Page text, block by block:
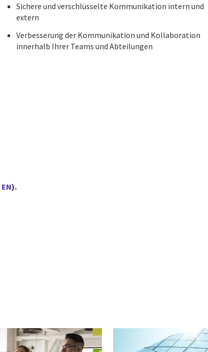
Sichere und verschlüsselte Kommunikation intern und
extern
Verbesserung der Kommunikation und Kollaboration
innerhalb Ihrer Teams und Abteilungen
EN).